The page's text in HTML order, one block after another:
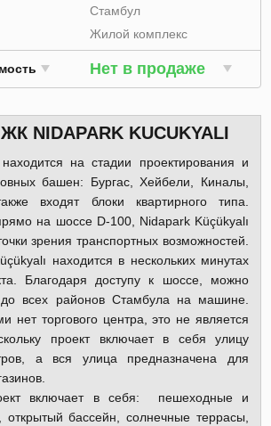
Стамбул
Жилой комплекс
Нет в продаже
NIDAPARK KUCUKYALI
на стадии проектирования и
башен: Бургас, Хейбели, Киналы,
входят блоки квартирного типа.
на шоссе D-100, Nidapark Küçükyalı
зрения транспортных возможностей.
находится в нескольких минутах
Благодаря доступу к шоссе, можно
до всех районов Стамбула на машине.
нет торгового центра, это не является
проект включает в себя улицу
а вся улица предназначена для
включает в себя: пешеходные и
открытый бассейн, солнечные террасы,